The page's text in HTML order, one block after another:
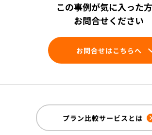
この事例が気に入った
お問合せください
お問合せはこちらへ
プラン比較サービスとは